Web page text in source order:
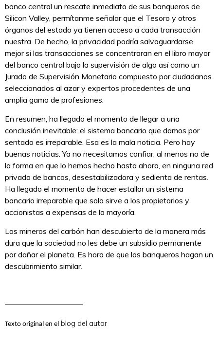
banco central un rescate inmediato de sus banqueros de
Silicon Valley, permítanme señalar que el Tesoro y otros
órganos del estado ya tienen acceso a cada transacción
nuestra. De hecho, la privacidad podría salvaguardarse
mejor si las transacciones se concentraran en el libro mayor
del banco central bajo la supervisión de algo así como un
Jurado de Supervisión Monetario compuesto por ciudadanos
seleccionados al azar y expertos procedentes de una
amplia gama de profesiones.
En resumen, ha llegado el momento de llegar a una
conclusión inevitable: el sistema bancario que damos por
sentado es irreparable. Esa es la mala noticia. Pero hay
buenas noticias. Ya no necesitamos confiar, al menos no de
la forma en que lo hemos hecho hasta ahora, en ninguna red
privada de bancos, desestabilizadora y sedienta de rentas.
Ha llegado el momento de hacer estallar un sistema
bancario irreparable que solo sirve a los propietarios y
accionistas a expensas de la mayoría.
Los mineros del carbón han descubierto de la manera más
dura que la sociedad no les debe un subsidio permanente
por dañar el planeta. Es hora de que los banqueros hagan un
descubrimiento similar.
——————————
Texto original en el blog del autor